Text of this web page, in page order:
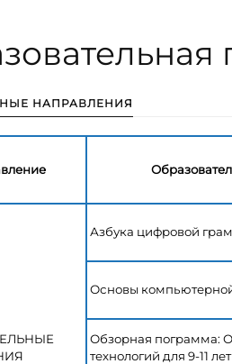
НАПРАВЛЕНИЯ
Азбука цифровой
Основы
Обзорная пограмма:
технологий для 9-11 лет